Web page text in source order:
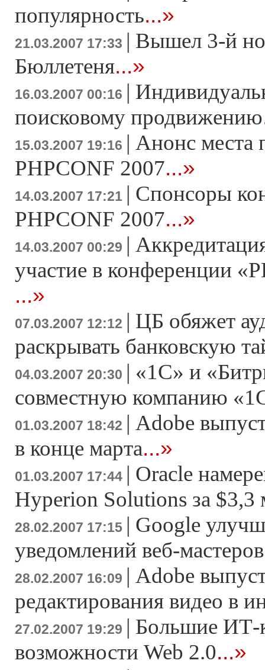
популярность...»
21.03.2007 17:33 | Вышел 3-й
Бюллетеня...»
16.03.2007 00:16 |
поисковому продвижению
15.03.2007 19:16 | Анонс места
PHPCONF 2007...»
14.03.2007 17:21 | Спонсоры
PHPCONF 2007...»
14.03.2007 00:29 |
участие в конференции
...»
07.03.2007 12:12 | ЦБ обяжет
раскрывать банковскую
04.03.2007 20:30 | «1С» и
совместную компанию
01.03.2007 18:42 | Adobe
в конце марта...»
01.03.2007 17:44 | Oracle
Hyperion Solutions за
28.02.2007 17:15 | Google
уведомлений веб-мастеров
28.02.2007 16:09 | Adobe
редактирования видео в
27.02.2007 19:29 | Большие ИТ-
возможности Web 2.0...»